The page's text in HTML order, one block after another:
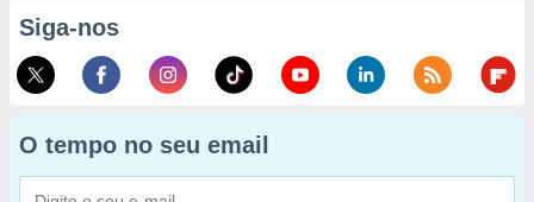
Siga-nos
O tempo no seu email